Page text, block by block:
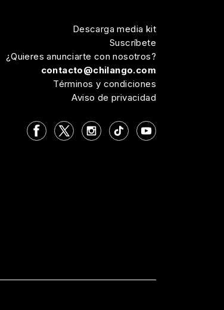
Descarga media kit
Suscríbete
¿Quieres anunciarte con nosotros?
contacto@chilango.com
Términos y condiciones
Aviso de privacidad